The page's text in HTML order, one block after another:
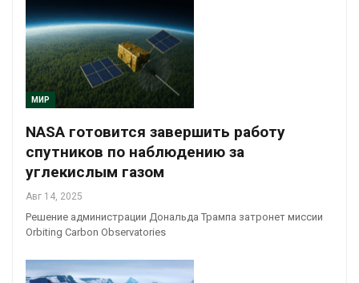
МИР
NASA готовится завершить работу
спутников по наблюдению за
углекислым газом
Авг 14, 2025
Решение администрации Дональда Трампа затронет миссии
Orbiting Carbon Observatories